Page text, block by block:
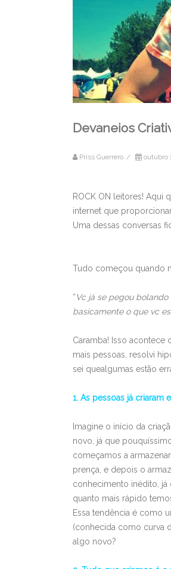
Devaneios
Priss Guerrero / outubro
ROCK ON leitores! Aqui
internet que
Uma dessas conversas
Tudo começou quando
“Vc já se pegou
basicamente o que vc
Caramba! Isso
mais pessoas, resolvi
sei quealgumas estão
1. As pessoas já criaram
Imagine o início da
novo, já que
começamos a
prença, e depois o
conhecimento inédito, já
quanto mais rápido
Essa tendência é como
(conhecida como curva
algo novo?